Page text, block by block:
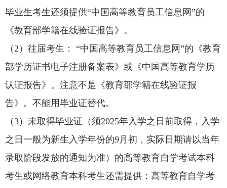
毕业生考生还须提供“中国高等教育员工信息网”的
《教育部学籍在线验证报告》。
（2）往届考生： “中国高等教育员工信息网”的《教育
部学历证书电子注册备案表》或《中国高等教育学历
认证报告》。注意不是《教育部学籍在线验证报
告》。不能用毕业证替代。
（3）未取得毕业证（须2025年入学之日前取得，入学
之日一般为新生入学年份的9月初，实际日期请以当年
录取阶段发放的通知为准）的高等教育自学考试本科
考生或网络教育本科考生还需提供：高等教育自学考